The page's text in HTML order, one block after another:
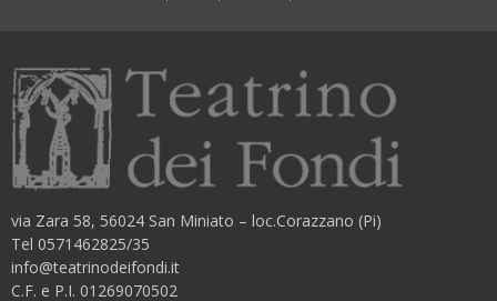
via Zara 58, 56024 San Miniato – loc.Corazzano (Pi)
Tel 0571462825/35
info@teatrinodeifondi.it
C.F. e P.I. 01269070502